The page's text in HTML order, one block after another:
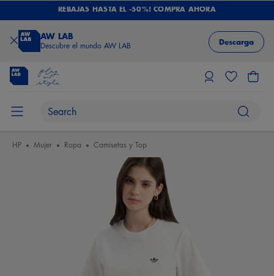
REBAJAS HASTA EL -50%! COMPRA AHORA
AW LAB
Descubre el mundo AW LAB Descarga
HP Mujer Ropa Camisetas y Top